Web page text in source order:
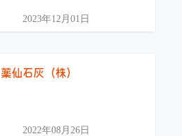
2023年12月01日
薬仙石灰（株）
2022年08月26日